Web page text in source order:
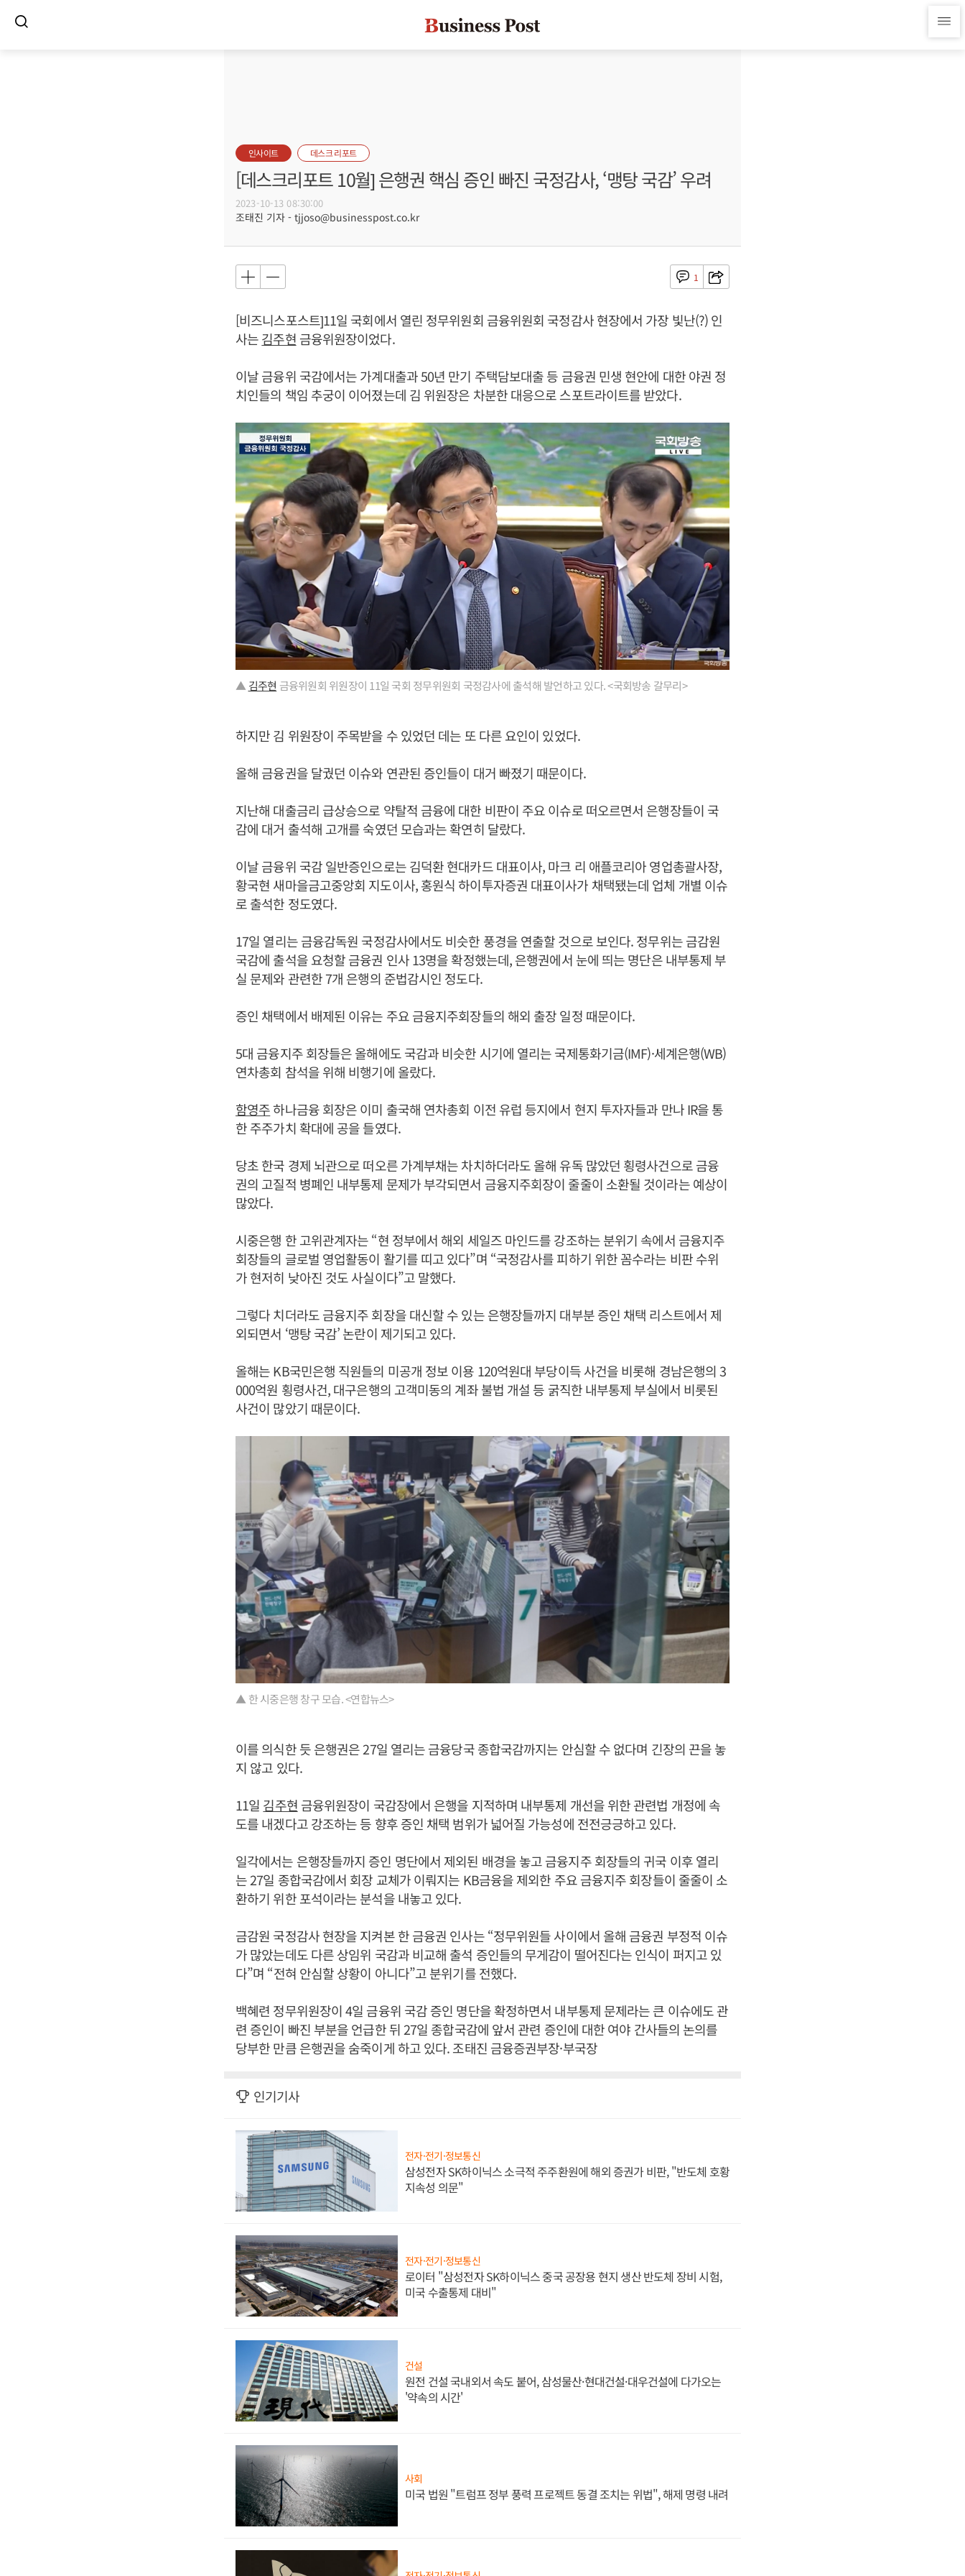
인사이트 데스크 리포트
[데스크리포트 10월] 은행권 핵심 증인 빠진 국정감사, ‘맹탕 국감’ 우려
2023-10-13 08:30:00
조태진 기자 - tjjoso@businesspost.co.kr
1
[비즈니스포스트]11일 국회에서 열린 정무위원회 금융위원회 국정감사 현장에서 가장 빛난(?) 인
사는김주현 금융위원장이었다.
이날 금융위 국감에서는 가계대출과 50년 만기 주택담보대출 등 금융권 민생 현안에 대한 야권 정
치인들의 책임 추궁이 이어졌는데 김 위원장은 차분한 대응으로 스포트라이트를 받았다.
▲ 김주현 금융위원회 위원장이 11일 국회 정무위원회 국정감사에 출석해 발언하고 있다. <국회방송 갈무리>
하지만 김 위원장이 주목받을 수 있었던 데는 또 다른 요인이 있었다.
올해 금융권을 달궜던 이슈와 연관된 증인들이 대거 빠졌기 때문이다.
지난해 대출금리 급상승으로 약탈적 금융에 대한 비판이 주요 이슈로 떠오르면서 은행장들이 국
감에 대거 출석해 고개를 숙였던 모습과는 확연히 달랐다.
이날 금융위 국감 일반증인으로는 김덕환 현대카드 대표이사, 마크 리 애플코리아 영업총괄사장,
황국현 새마을금고중앙회 지도이사, 홍원식 하이투자증권 대표이사가 채택됐는데 업체 개별 이슈
로 출석한 정도였다.
17일 열리는 금융감독원 국정감사에서도 비슷한 풍경을 연출할 것으로 보인다. 정무위는 금감원
국감에 출석을 요청할 금융권 인사 13명을 확정했는데, 은행권에서 눈에 띄는 명단은 내부통제 부
실 문제와 관련한 7개 은행의 준법감시인 정도다.
증인 채택에서 배제된 이유는 주요 금융지주회장들의 해외 출장 일정 때문이다.
5대 금융지주 회장들은 올해에도 국감과 비슷한 시기에 열리는 국제통화기금(IMF)·세계은행(WB)
연차총회 참석을 위해 비행기에 올랐다.
함영주하나금융 회장은 이미 출국해 연차총회 이전 유럽 등지에서 현지 투자자들과 만나 IR을 통
한 주주가치 확대에 공을 들였다.
당초 한국 경제 뇌관으로 떠오른 가계부채는 차치하더라도 올해 유독 많았던 횡령사건으로 금융
권의 고질적 병폐인 내부통제 문제가 부각되면서 금융지주회장이 줄줄이 소환될 것이라는 예상이
많았다.
시중은행 한 고위관계자는 “현 정부에서 해외 세일즈 마인드를 강조하는 분위기 속에서 금융지주
회장들의 글로벌 영업활동이 활기를 띠고 있다”며 “국정감사를 피하기 위한 꼼수라는 비판 수위
가 현저히 낮아진 것도 사실이다”고 말했다.
그렇다 치더라도 금융지주 회장을 대신할 수 있는 은행장들까지 대부분 증인 채택 리스트에서 제
외되면서 ‘맹탕 국감’ 논란이 제기되고 있다.
올해는 KB국민은행 직원들의 미공개 정보 이용 120억원대 부당이득 사건을 비롯해 경남은행의 3
000억원 횡령사건, 대구은행의 고객미동의 계좌 불법 개설 등 굵직한 내부통제 부실에서 비롯된
사건이 많았기 때문이다.
▲ 한 시중은행 창구 모습. <연합뉴스>
이를 의식한 듯 은행권은 27일 열리는 금융당국 종합국감까지는 안심할 수 없다며 긴장의 끈을 놓
지 않고 있다.
11일 김주현 금융위원장이 국감장에서 은행을 지적하며 내부통제 개선을 위한 관련법 개정에 속
도를 내겠다고 강조하는 등 향후 증인 채택 범위가 넓어질 가능성에 전전긍긍하고 있다.
일각에서는 은행장들까지 증인 명단에서 제외된 배경을 놓고 금융지주 회장들의 귀국 이후 열리
는 27일 종합국감에서 회장 교체가 이뤄지는 KB금융을 제외한 주요 금융지주 회장들이 줄줄이 소
환하기 위한 포석이라는 분석을 내놓고 있다.
금감원 국정감사 현장을 지켜본 한 금융권 인사는 “정무위원들 사이에서 올해 금융권 부정적 이슈
가 많았는데도 다른 상임위 국감과 비교해 출석 증인들의 무게감이 떨어진다는 인식이 퍼지고 있
다”며 “전혀 안심할 상황이 아니다”고 분위기를 전했다.
백혜련 정무위원장이 4일 금융위 국감 증인 명단을 확정하면서 내부통제 문제라는 큰 이슈에도 관
련 증인이 빠진 부분을 언급한 뒤 27일 종합국감에 앞서 관련 증인에 대한 여야 간사들의 논의를
당부한 만큼 은행권을 숨죽이게 하고 있다. 조태진 금융증권부장·부국장
인기기사
전자·전기·정보통신
삼성전자 SK하이닉스 소극적 주주환원에 해외 증권가 비판, "반도체 호황
지속성 의문"
전자·전기·정보통신
로이터 "삼성전자 SK하이닉스 중국 공장용 현지 생산 반도체 장비 시험,
미국 수출통제 대비"
건설
원전 건설 국내외서 속도 붙어, 삼성물산·현대건설·대우건설에 다가오는
'약속의 시간'
사회
미국 법원 "트럼프 정부 풍력 프로젝트 동결 조치는 위법", 해제 명령 내려